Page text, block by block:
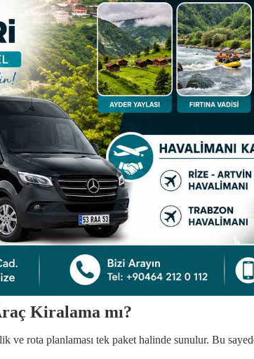
Kiralama mı?
ve rota planlaması tek paket halinde sunulur. Bu